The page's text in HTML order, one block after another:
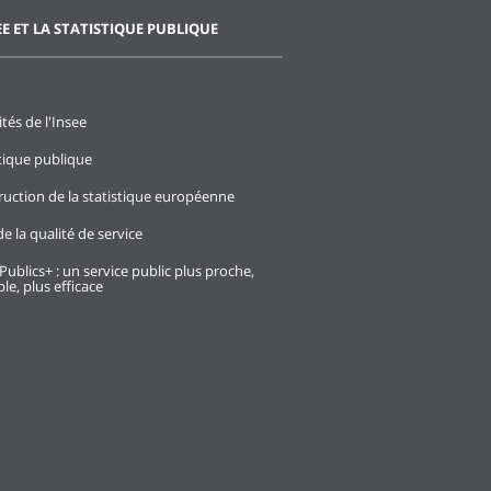
ET LA STATISTIQUE PUBLIQUE
de l'Insee
publique
de la statistique européenne
la qualité de service
: un service public plus proche,
plus efficace